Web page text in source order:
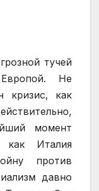
тучей
Не
кризис, как
момент
как Италия
против
давно